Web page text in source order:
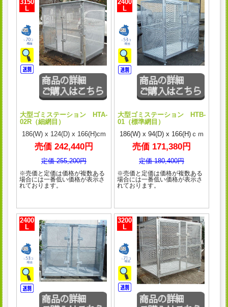
3150
L
大型ゴミステーション HTA-
02R（細網目）
186(W) x 124(D) x 166(H)cm
売価 242,440円
定価 255,200円
※売価と定価は価格が複数ある
場合には一番低い価格が表示さ
れております。
2400
L
大型ゴミステーション HTB-
01（標準網目）
186(W) x 94(D) x 166(H)ｃｍ
売価 171,380円
定価 180,400円
※売価と定価は価格が複数ある
場合には一番低い価格が表示さ
れております。
2400
L
3200
L